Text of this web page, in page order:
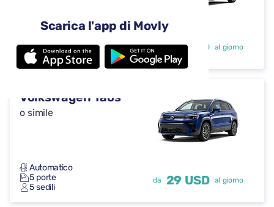
Scarica l'app di Movly
4 porte
5 sedili
da 29 USD al giorno
Volkswagen Taos
o simile
Automatico
5 porte
5 sedili
da 29 USD al giorno